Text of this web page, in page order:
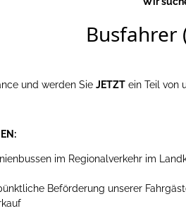
Busfahrer
und werden Sie JETZT ein Teil von
im Regionalverkehr im
Beförderung unserer